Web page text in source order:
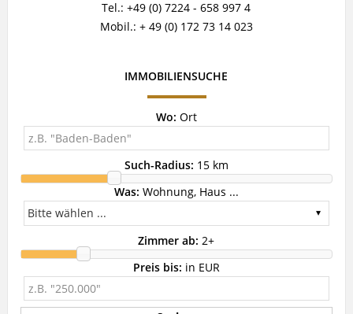
Tel.: +49 (0) 7224 - 658 997 4
Mobil.: + 49 (0) 172 73 14 023
IMMOBILIENSUCHE
Wo: Ort
Such-Radius: 15 km
Was: Wohnung, Haus ...
Zimmer ab: 2+
Preis bis: in EUR